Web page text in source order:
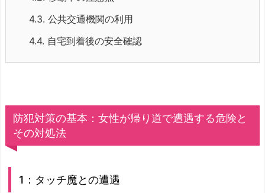
4.3. 公共交通機関の利用
4.4. 自宅到着後の安全確認
防犯対策の基本：女性が帰り道で遭遇する危険と
その対処法
1：タッチ魔との遭遇